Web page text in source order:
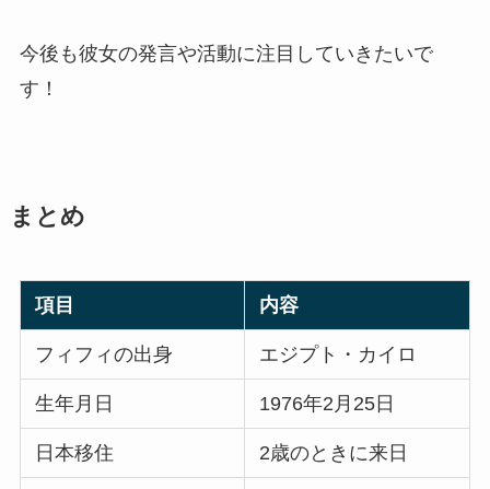
今後も彼女の発言や活動に注目していきたいで
す！
まとめ
項目 内容
フィフィの出身 エジプト・カイロ
生年月日 1976年2月25日
日本移住 2歳のときに来日